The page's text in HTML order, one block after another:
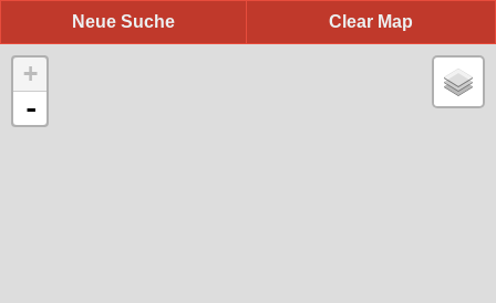
Clear Map
Neue Suche
+
-